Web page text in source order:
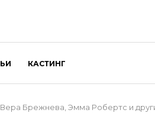
КАСТИНГ
Брежнева, Эмма Робертс и